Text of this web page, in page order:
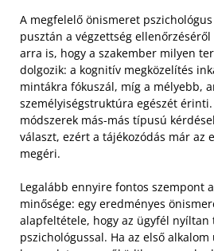
A megfelelő önismeret
pusztán a végzettség
arra is, hogy a szakember milyen
dolgozik: a kognitív megközelítés
mintákra fókuszál, míg a mélyebb,
személyiségstruktúra egészét
módszerek más-más típusú
választ, ezért a tájékozódás már az
megéri.
Legalább ennyire fontos szempont
minősége: egy eredményes
alapfeltétele, hogy az ügyfél
pszichológussal. Ha az első